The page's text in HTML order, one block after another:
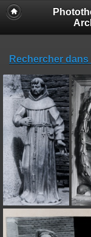
Rechercher dans